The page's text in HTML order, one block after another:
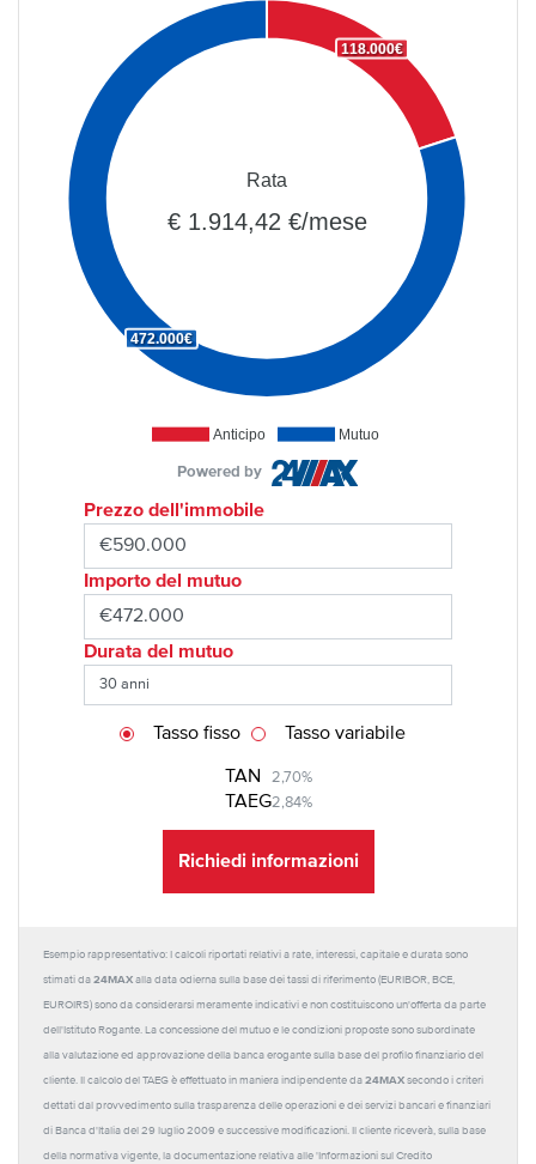
Anticipo Mutuo
118.000€
472.000€
Rata
€ 1.914,42 €/mese
Powered by
Prezzo dell'immobile
Importo del mutuo
Durata del mutuo
TAN 2,70%
TAEG2,84%
Tasso fisso Tasso variabile
Richiedi informazioni
Esempio rappresentativo: I calcoli riportati relativi a rate, interessi, capitale e durata sono
stimati da 24MAX alla data odierna sulla base dei tassi di riferimento (EURIBOR, BCE,
EUROIRS) sono da considerarsi meramente indicativi e non costituiscono un'offerta da parte
dell'Istituto Rogante. La concessione del mutuo e le condizioni proposte sono subordinate
alla valutazione ed approvazione della banca erogante sulla base del profilo finanziario del
cliente. Il calcolo del TAEG è effettuato in maniera indipendente da 24MAX secondo i criteri
dettati dal provvedimento sulla trasparenza delle operazioni e dei servizi bancari e finanziari
di Banca d'Italia del 29 luglio 2009 e successive modificazioni. Il cliente riceverà, sulla base
della normativa vigente, la documentazione relativa alle 'Informazioni sul Credito